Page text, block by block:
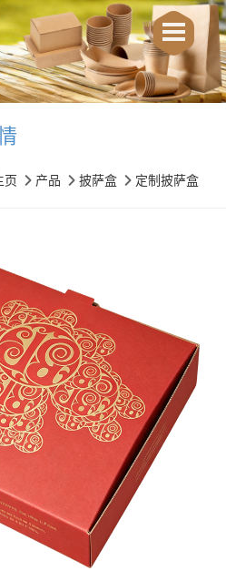
页
产品 披萨盒 定制披萨盒